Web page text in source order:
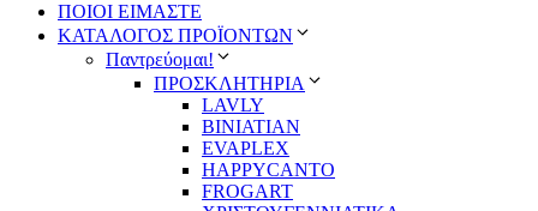
ΠΟΙΟΙ ΕΙΜΑΣΤΕ
ΚΑΤΑΛΟΓΟΣ ΠΡΟΪΟΝΤΩΝ
Παντρεύομαι!
ΠΡΟΣΚΛΗΤΗΡΙΑ
LAVLY
BINIATIAN
EVAPLEX
HAPPYCANTO
FROGART